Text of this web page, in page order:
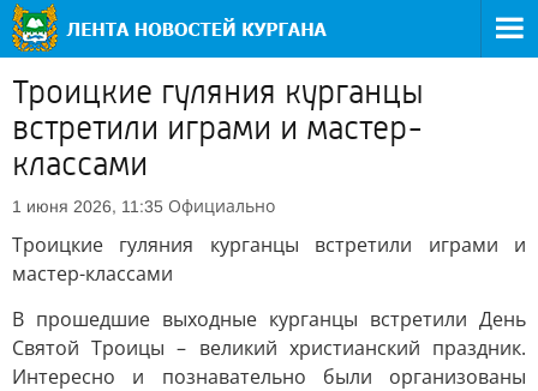
Троицкие гуляния курганцы
встретили играми и мастер-
классами
1 июня 2026, 11:35 Официально
Троицкие гуляния курганцы встретили играми и
мастер-классами
В прошедшие выходные курганцы встретили День
Святой Троицы – великий христианский праздник.
Интересно и познавательно были организованы